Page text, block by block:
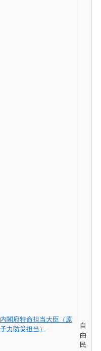
内閣府特命担当大臣（原
子力防災担当）
自
由
民